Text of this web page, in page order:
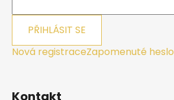
PŘIHLÁSIT SE
Nová registraceZapomenuté heslo
Kontakt